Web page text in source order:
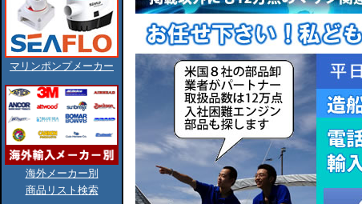
マリンポンプメーカー
海外メーカー別
商品リスト検索